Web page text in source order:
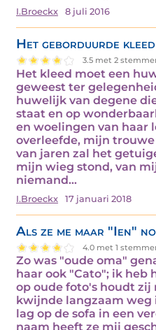
I.Broeckx 8 juli 2016
Het geborduurde kleed
3.5 met 2
Het kleed moet een
geweest ter
huwelijk van degene
staat en op
en woelingen van haar
overleefde, mijn
van jaren zal het
mijn wieg stond, van
niemand…
I.Broeckx 17 januari 2018
Als ze me maar "Ien"
4.0 met 1
Zo was "oude oma"
haar ook "Cato"; ik heb
op oude foto's houdt zij
kwijnde langzaam weg
lag op de sofa in een
naam heeft ze mij